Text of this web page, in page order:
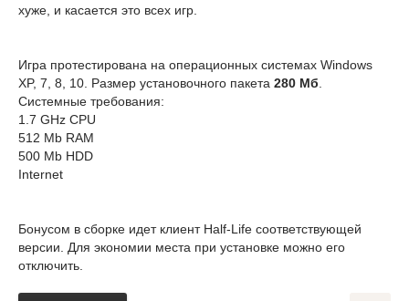
хуже, и касается это всех игр.
Игра протестирована на операционных системах Windows
XP, 7, 8, 10. Размер установочного пакета 280 Мб
Системные требования:
1.7 GHz CPU
512 Mb RAM
500 Mb HDD
Internet
Бонусом в сборке идет клиент Half-Life соответствующей
версии. Для экономии места при установке можно его
отключить.